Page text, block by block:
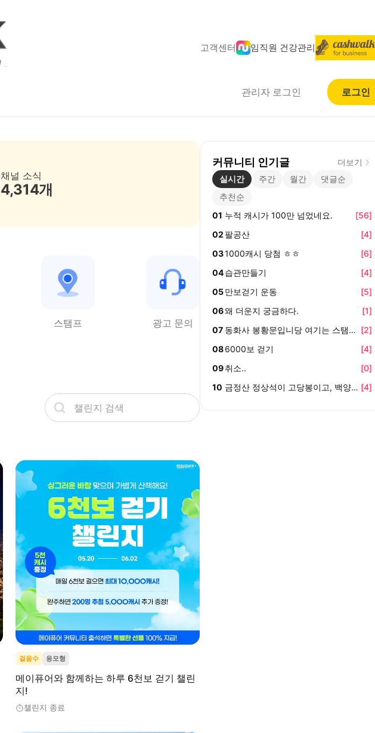
고객센터 임직원 건강관리
관리자 로그인 로그인
채널 소식
4,314개
스탬프 광고 문의
걸음수 응모형
메이퓨어와 함께하는 하루 6천보 걷기 챌린
지!
챌린지 종료
커뮤니티 인기글
더보기
실시간
주간 월간
댓글순
추천순
01 누적 캐시가 100만 넘었네요. [56]
02팔공산 [4]
031000캐시 당첨 ㅎㅎ [6]
04습관만들기 [4]
05만보걷기 운동 [5]
06왜 더운지 궁금하다. [1]
07 동화사 봉황문입니당 여기는 스탬프가
[2]
086000보 걷기 [4]
09취소.. [0]
10 금정산 정상석이 고당봉이고, 백양산 정
[4]